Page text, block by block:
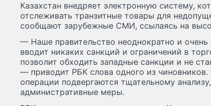
Казахстан внедряет электронную систему,
отслеживать транзитные товары для
сообщают зарубежные СМИ, ссылаясь на
— Наше правительство неоднократно и очень
вводит никаких санкций и ограничений в
позволит обходить западные санкции и не
— приводит РБК слова одного из
операции подвергаются тщательному
административные меры.